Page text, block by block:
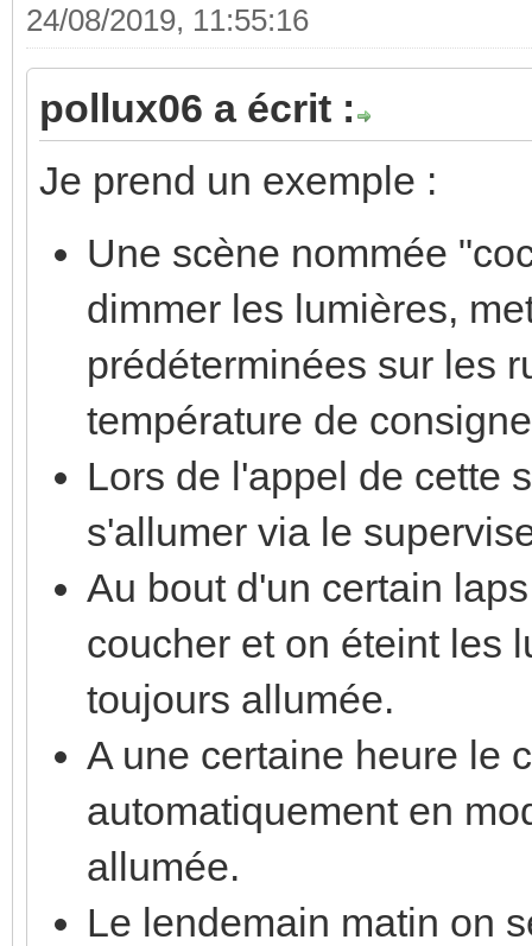
24/08/2019, 11:55:16
pollux06 a écrit :
Je prend un exemple :
Une scène nommée
dimmer les lumières,
prédéterminées sur les
température de
Lors de l'appel de cette
s'allumer via le
Au bout d'un certain
coucher et on éteint les
toujours allumée.
A une certaine heure le
automatiquement en
allumée.
Le lendemain matin on